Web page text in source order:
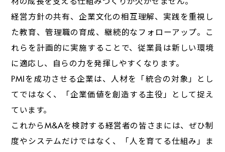
経営方針の共有、企業文化の相互理解、実践を重視し
た教育、管理職の育成、継続的なフォローアップ。こ
れらを計画的に実施することで、従業員は新しい環境
に適応し、自らの力を発揮しやすくなります。
PMIを成功させる企業は、人材を「統合の対象」とし
てではなく、「企業価値を創造する主役」として捉え
ています。
これからM&Aを検討する経営者の皆さまには、ぜひ制
度やシステムだけではなく、「人を育てる仕組み」ま